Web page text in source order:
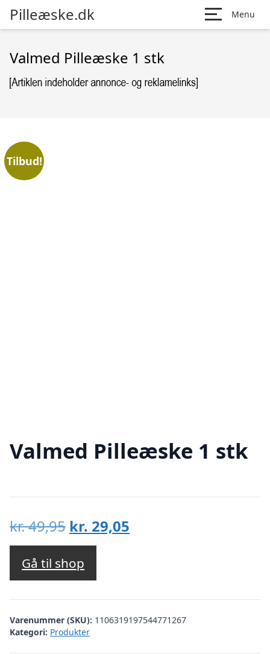
Pilleæske.dk Menu
Valmed Pilleæske 1 stk
Tilbud!
Valmed Pilleæske 1 stk
kr.49,95 Den
oprindelige
pris
var:
kr. 49,95.
kr. 29,05
kr. 29,05.
Gå til shop
Varenummer (SKU): 1106319197544771267
Kategori: Produkter